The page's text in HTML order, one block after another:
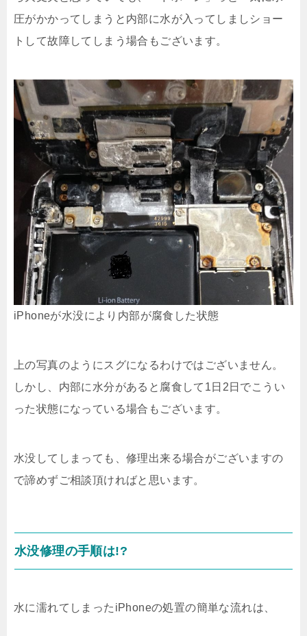
圧がかかってしまうと内部に水が入ってしましショー
トして故障してしまう場合もございます。
iPhoneが水没により内部が腐食した状態
上の写真のようにスグになるわけではございません。
しかし、内部に水分があると腐食して1日2日でこうい
った状態になっている場合もございます。
水没してしまっても、修理出来る場合がございますの
で諦めずご相談頂ければと思います。
水没修理の手順は!?
水に濡れてしまったiPhoneの処置の簡単な流れは、